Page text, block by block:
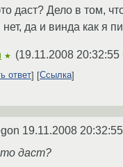
даст? Дело в том,
нет, да и винда как я
★ (19.11.2008 20:32:55
ответ
Ссылка
19.11.2008
даст?